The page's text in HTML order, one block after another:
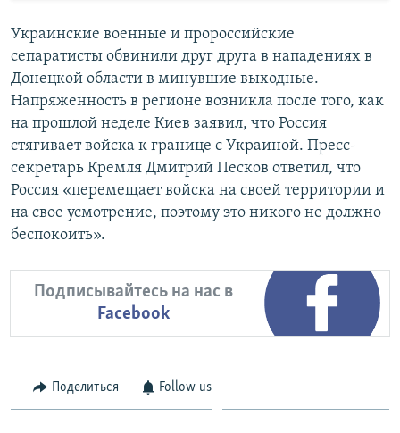
Украинские военные и пророссийские
сепаратисты обвинили друг друга в нападениях в
Донецкой области в минувшие выходные.
Напряженность в регионе возникла после того, как
на прошлой неделе Киев заявил, что Россия
стягивает войска к границе с Украиной. Пресс-
секретарь Кремля Дмитрий Песков ответил, что
Россия «перемещает войска на своей территории и
на свое усмотрение, поэтому это никого не должно
беспокоить».
Подписывайтесь на нас в
Facebook
Поделиться Follow us